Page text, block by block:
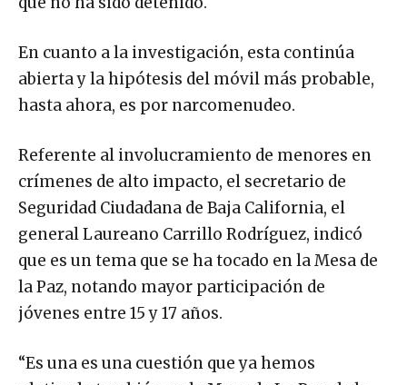
que no ha sido detenido.
En cuanto a la investigación, esta continúa
abierta y la hipótesis del móvil más probable,
hasta ahora, es por narcomenudeo.
Referente al involucramiento de menores en
crímenes de alto impacto, el secretario de
Seguridad Ciudadana de Baja California, el
general Laureano Carrillo Rodríguez, indicó
que es un tema que se ha tocado en la Mesa de
la Paz, notando mayor participación de
jóvenes entre 15 y 17 años.
“Es una es una cuestión que ya hemos